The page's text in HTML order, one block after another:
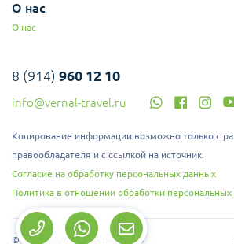
О нас
О нас
8 (914) 960 12 10
info@vernal-travel.ru
Копирование информации возможно только с
правообладателя и с ссылкой на источник.
Согласие на обработку персональных данных
Политика в отношении обработки
© 2008-2026, ООО «Верналь»